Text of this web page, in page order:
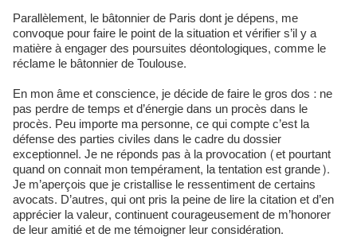
Parallèlement, le bâtonnier de Paris dont je dépens, me
convoque pour faire le point de la situation et vérifier s’il y a
matière à engager des poursuites déontologiques, comme le
réclame le bâtonnier de Toulouse.
En mon âme et conscience, je décide de faire le gros dos : ne
pas perdre de temps et d’énergie dans un procès dans le
procès. Peu importe ma personne, ce qui compte c’est la
défense des parties civiles dans le cadre du dossier
exceptionnel. Je ne réponds pas à la provocation (et pourtant
quand on connait mon tempérament, la tentation est grande).
Je m’aperçois que je cristallise le ressentiment de certains
avocats. D’autres, qui ont pris la peine de lire la citation et d’en
apprécier la valeur, continuent courageusement de m’honorer
de leur amitié et de me témoigner leur considération.